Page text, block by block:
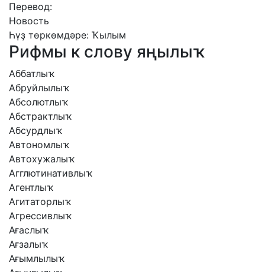
Перевод:
Новость
Һүҙ төркөмдәре: Ҡылым
Рифмы к слову яңылыҡ
Аббатлыҡ
Абруйлылыҡ
Абсолютлыҡ
Абстрактлыҡ
Абсурдлыҡ
Автономлыҡ
Автохужалыҡ
Агглютинативлыҡ
Агентлыҡ
Агитаторлыҡ
Агрессивлыҡ
Ағаслыҡ
Ағзалыҡ
Ағымлылыҡ